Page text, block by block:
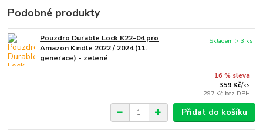
Podobné produkty
Pouzdro Durable Lock K22-04 pro
Amazon Kindle 2022 / 2024 (11.
generace) - zelené
16 % sleva
359 Kč/ks
297 Kč bez DPH
Skladem > 3 ks
Přidat do košíku